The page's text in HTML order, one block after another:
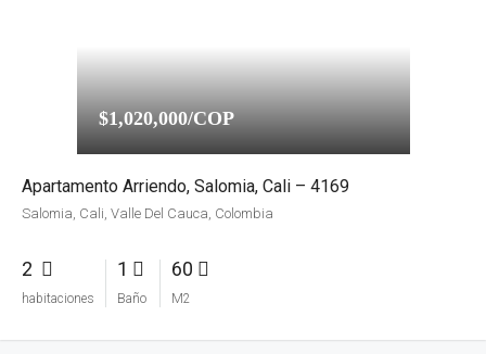
$1,020,000/COP
Apartamento Arriendo, Salomia, Cali – 4169
Salomia, Cali, Valle Del Cauca, Colombia
2
habitaciones
1
Baño
60
M2